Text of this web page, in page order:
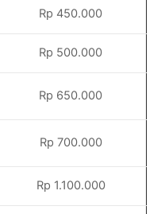
Rp 450.000
Rp 500.000
Rp 650.000
Rp 700.000
Rp 1.100.000